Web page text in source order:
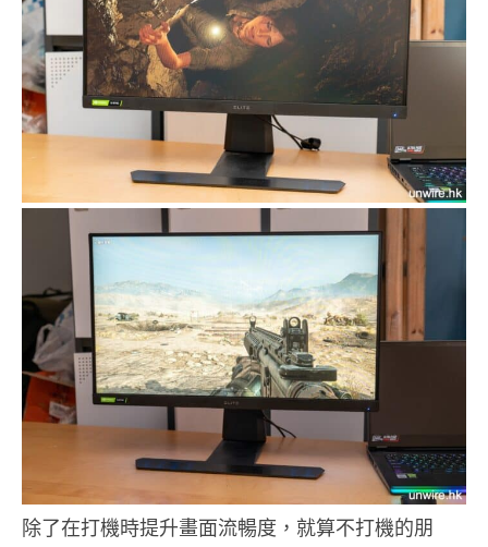
除了在打機時提升畫面流暢度，就算不打機的朋